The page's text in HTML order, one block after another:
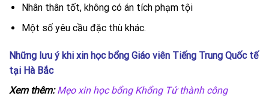
Nhân thân tốt, không có án tích phạm tội
Một số yêu cầu đặc thù khác.
Những lưu ý khi xin học bổng Giáo viên Tiếng Trung Quốc tế
tại Hà Bắc
Xem thêm:Mẹo xin học bổng Khổng Tử thành công